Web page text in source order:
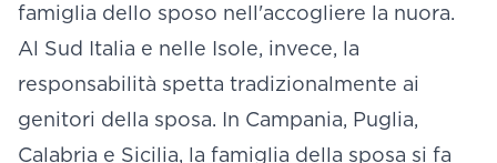
famiglia dello sposo nell'accogliere la nuora.
Al Sud Italia e nelle Isole, invece, la
responsabilità spetta tradizionalmente ai
genitori della sposa. In Campania, Puglia,
Calabria e Sicilia, la famiglia della sposa si fa